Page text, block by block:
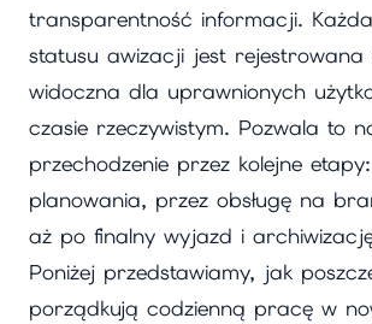
transparentność informacji.
statusu awizacji jest rejestrowana
widoczna dla uprawnionych
czasie rzeczywistym. Pozwala to
przechodzenie przez kolejne
planowania, przez obsługę na
aż po finalny wyjazd i
Poniżej przedstawiamy, jak
porządkują codzienną pracę w